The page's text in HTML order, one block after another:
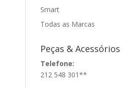
Smart
Todas as Marcas
Peças & Acessórios
Telefone:
212 548 301**